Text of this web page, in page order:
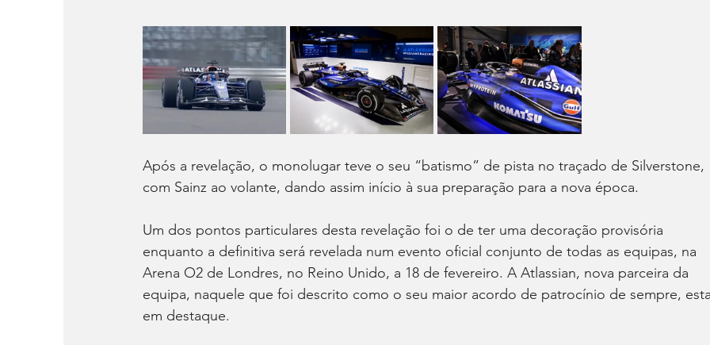
Após a revelação, o monolugar teve o seu “batismo” de pista no traçado de Silverstone,
com Sainz ao volante, dando assim início à sua preparação para a nova época.
Um dos pontos particulares desta revelação foi o de ter uma decoração provisória
enquanto a definitiva será revelada num evento oficial conjunto de todas as equipas, na
Arena O2 de Londres, no Reino Unido, a 18 de fevereiro. A Atlassian, nova parceira da
equipa, naquele que foi descrito como o seu maior acordo de patrocínio de sempre,
em destaque.